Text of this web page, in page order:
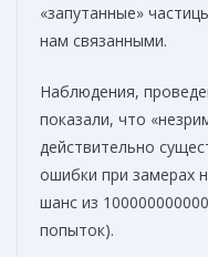
«запутанные»
нам связанными.
Наблюдения,
показали, что
действительно
ошибки при замерах
шанс из
попыток).